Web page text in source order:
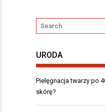
URODA
Pielęgnacja twarzy po
skórę?